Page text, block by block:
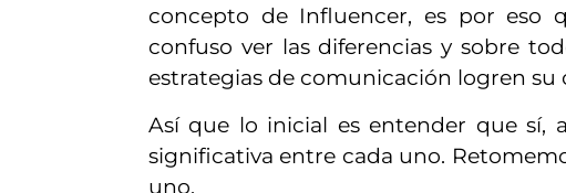
concepto de Influencer, es por eso
confuso ver las diferencias y sobre
estrategias de comunicación logren su
Así que lo inicial es entender que sí,
significativa entre cada uno.
uno.